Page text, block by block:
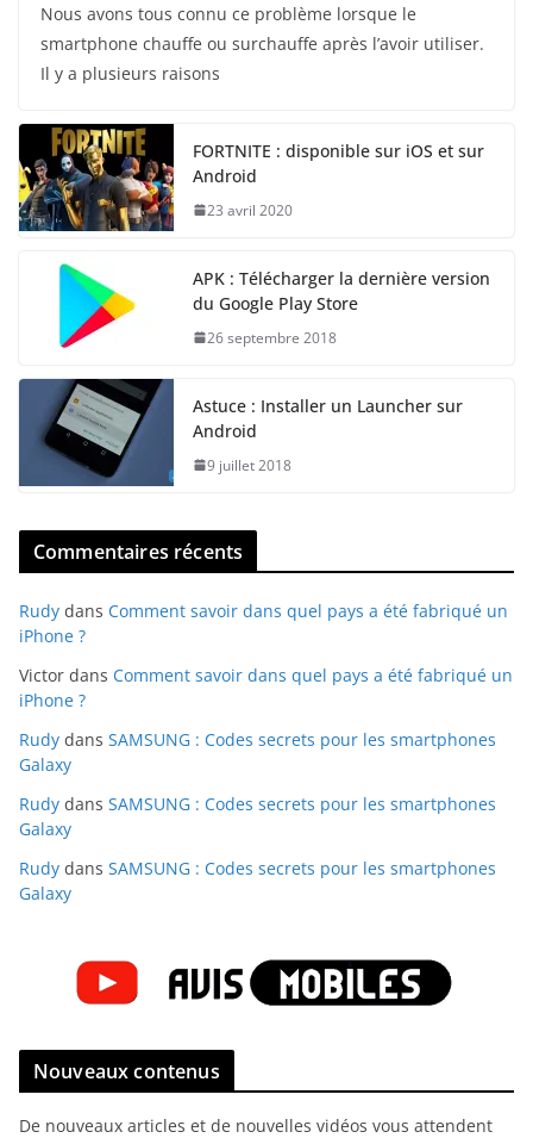
Nous avons tous connu ce problème lorsque le
smartphone chauffe ou surchauffe après l’avoir utiliser.
Il y a plusieurs raisons
FORTNITE : disponible sur iOS et sur
Android
23 avril 2020
APK : Télécharger la dernière version
du Google Play Store
26 septembre 2018
Astuce : Installer un Launcher sur
Android
9 juillet 2018
Commentaires récents
Rudy dans Comment savoir dans quel pays a été fabriqué un
iPhone ?
Victor dans Comment savoir dans quel pays a été fabriqué un
iPhone ?
Rudy dans SAMSUNG : Codes secrets pour les smartphones
Galaxy
Rudy dans SAMSUNG : Codes secrets pour les smartphones
Galaxy
Rudy dans SAMSUNG : Codes secrets pour les smartphones
Galaxy
Nouveaux contenus
De nouveaux articles et de nouvelles vidéos vous attendent